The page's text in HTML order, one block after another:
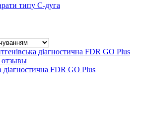
типу С-дуга
діагностична FDR GO Plus